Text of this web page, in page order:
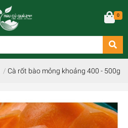
0
/ Cà rốt bào mỏng khoảng 400 - 500g